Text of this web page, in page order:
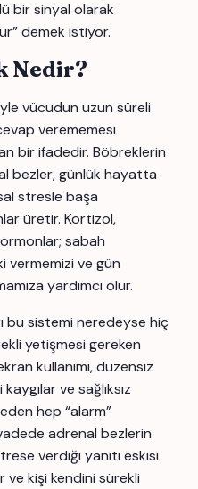
bir sinyal olarak
demek istiyor.
Nedir?
vücudun uzun süreli
verememesi
bir ifadedir. Böbreklerin
bezler, günlük hayatta
stresle başa
üretir. Kortizol,
sabah
vermemizi ve gün
yardımcı olur.
bu sistemi neredeyse hiç
yetişmesi gereken
kullanımı, düzensiz
ve sağlıksız
hep “alarm”
adrenal bezlerin
verdiği yanıtı eskisi
ve kişi kendini sürekli